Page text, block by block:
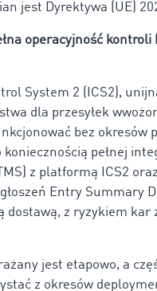
jest Dyrektywa (UE)
operacyjność kontroli
System 2 (ICS2),
dla przesyłek
bez okresów
pełnej
z platformą ICS2
Entry Summary
dostawą, z ryzykiem kar
jest etapowo, a
z okresów